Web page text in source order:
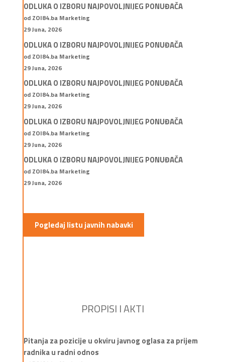
ODLUKA O IZBORU NAJPOVOLJNIJEG PONUĐAČA
od ZOI84.ba Marketing
29 Juna, 2026
ODLUKA O IZBORU NAJPOVOLJNIJEG PONUĐAČA
od ZOI84.ba Marketing
29 Juna, 2026
ODLUKA O IZBORU NAJPOVOLJNIJEG PONUĐAČA
od ZOI84.ba Marketing
29 Juna, 2026
ODLUKA O IZBORU NAJPOVOLJNIJEG PONUĐAČA
od ZOI84.ba Marketing
29 Juna, 2026
ODLUKA O IZBORU NAJPOVOLJNIJEG PONUĐAČA
od ZOI84.ba Marketing
29 Juna, 2026
Pogledaj listu javnih nabavki
PROPISI I AKTI
Pitanja za pozicije u okviru javnog oglasa za prijem
radnika u radni odnos